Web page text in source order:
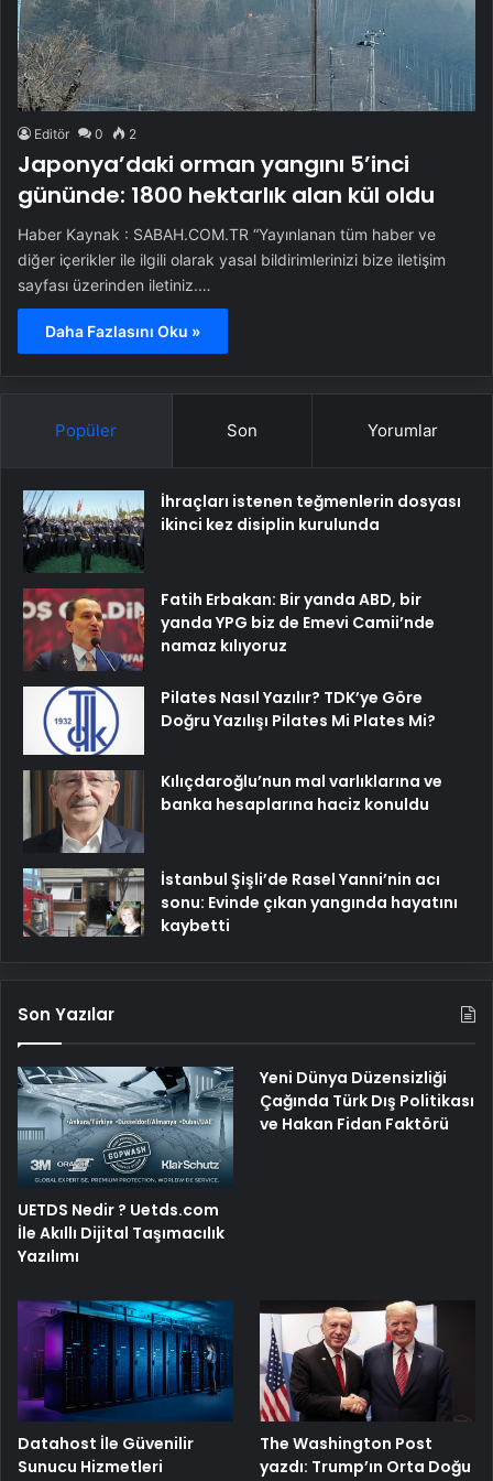
Editör 0 2
Japonya’daki orman yangını 5’inci
gününde: 1800 hektarlık alan kül oldu
Haber Kaynak : SABAH.COM.TR “Yayınlanan tüm haber ve
diğer içerikler ile ilgili olarak yasal bildirimlerinizi bize iletişim
sayfası üzerinden iletiniz.…
Daha Fazlasını Oku »
Popüler Son Yorumlar
İhraçları istenen teğmenlerin dosyası
ikinci kez disiplin kurulunda
Fatih Erbakan: Bir yanda ABD, bir
yanda YPG biz de Emevi Camii’nde
namaz kılıyoruz
Pilates Nasıl Yazılır? TDK’ye Göre
Doğru Yazılışı Pilates Mi Plates Mi?
Kılıçdaroğlu’nun mal varlıklarına ve
banka hesaplarına haciz konuldu
İstanbul Şişli’de Rasel Yanni’nin acı
sonu: Evinde çıkan yangında hayatını
kaybetti
Son Yazılar
UETDS Nedir ? Uetds.com
İle Akıllı Dijital Taşımacılık
Yazılımı
Yeni Dünya Düzensizliği
Çağında Türk Dış Politikası
ve Hakan Fidan Faktörü
Datahost İle Güvenilir
Sunucu Hizmetleri
The Washington Post
yazdı: Trump’ın Orta Doğu